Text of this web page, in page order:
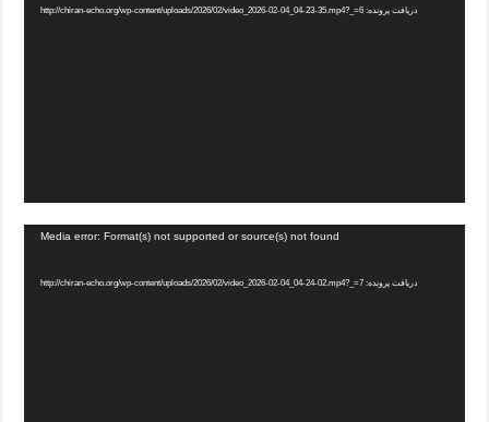
دریافت پرونده: http://chiran-echo.org/wp-content/uploads/2026/02/video_2026-02-04_04-23-35.mp4?_=6
Media error: Format(s) not supported or source(s) not found
دریافت پرونده: http://chiran-echo.org/wp-content/uploads/2026/02/video_2026-02-04_04-24-02.mp4?_=7